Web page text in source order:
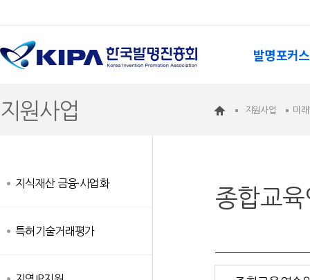
발명포커스
지원사업 지원사업 미
지식재산 금융·사업화
특허기술거래평가
종합교